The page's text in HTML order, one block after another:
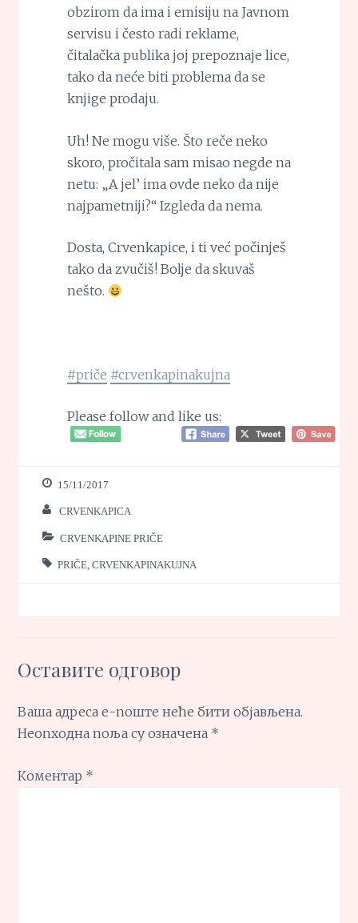
obzirom da ima i emisiju na Javnom
servisu i često radi reklame,
čitalačka publika joj prepoznaje lice,
tako da neće biti problema da se
knjige prodaju.
Uh! Ne mogu više. Što reče neko
skoro, pročitala sam misao negde na
netu: „A jel’ ima ovde neko da nije
najpametniji?“ Izgleda da nema.
Dosta, Crvenkapice, i ti već počinješ
tako da zvučiš! Bolje da skuvaš
nešto.
#priče #crvenkapinakujna
Please follow and like us:
15/11/2017
CRVENKAPICA
CRVENKAPINE PRIČE
PRIČE ,CRVENKAPINAKUJNA
Оставите одговор
Ваша адреса е-поште неће бити објављена.
Неопходна поља су означена *
Коментар *